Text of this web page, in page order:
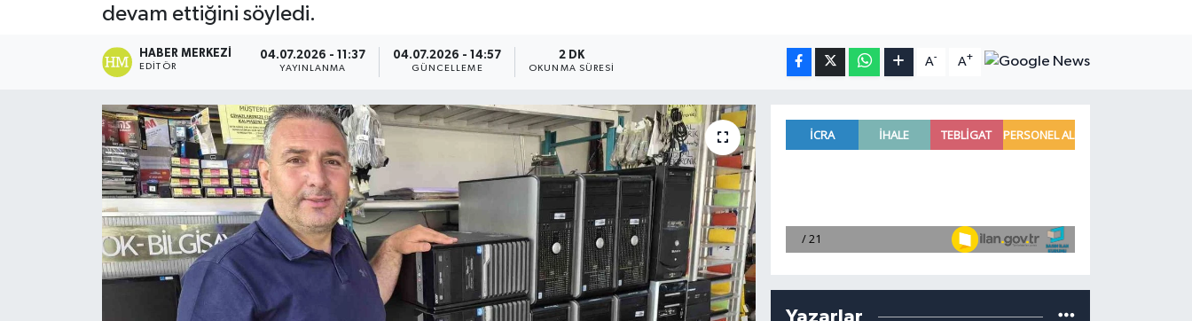
devam ettiğini söyledi.
HABER MERKEZI
EDITÖR
04.07.2026 - 11:37
YAYINLANMA
04.07.2026 - 14:57
GÜNCELLEME
2 DK
OKUNMA SÜRESI
A- A+
Yazarlar